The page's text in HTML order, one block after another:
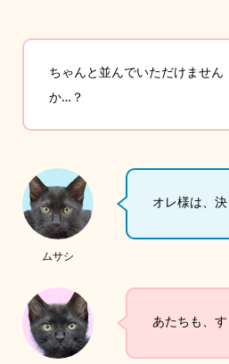
ちゃんと並んでいただけません
か…？
ムサシ
オレ様は、
あたちも、